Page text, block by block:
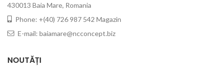
430013 Baia Mare, Romania
Phone: +(40) 726 987 542 Magazin
E-mail: baiamare@ncconcept.biz
NOUTĂȚI